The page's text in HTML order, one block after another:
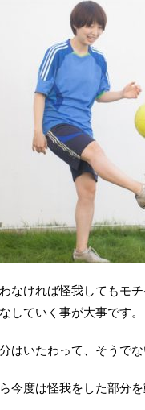
わなければ怪我してもモ
していく事が大事です。
はいたわって、そうで
今度は怪我をした部分を